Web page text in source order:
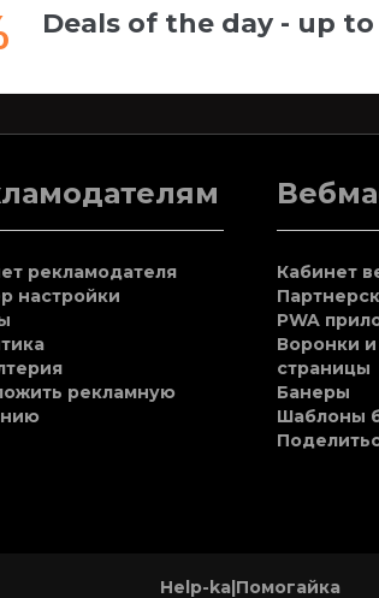
Deals of the day - up
рекламодателя
настройки
рекламную
Кабинет
PWA
Воронки
страницы
Банеры
Шаблоны
Help-ka|Помогайка